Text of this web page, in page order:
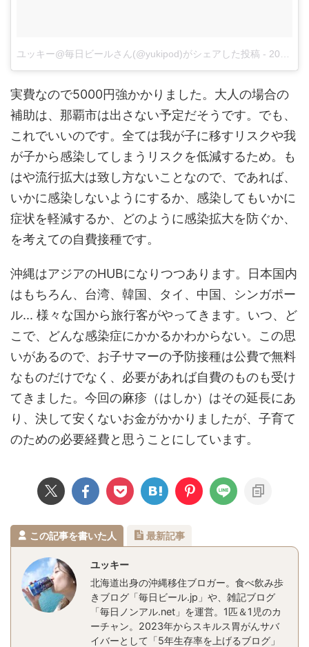
ユッキー@毎日ビールさん(@yukipod)がシェアした投稿 - 2018年 4月月7日午前7時36分PDT
実費なので5000円強かかりました。大人の場合の
補助は、那覇市は出さない予定だそうです。でも、
これでいいのです。全ては我が子に移すリスクや我
が子から感染してしまうリスクを低減するため。も
はや流行拡大は致し方ないことなので、であれば、
いかに感染しないようにするか、感染してもいかに
症状を軽減するか、どのように感染拡大を防ぐか、
を考えての自費接種です。
沖縄はアジアのHUBになりつつあります。日本国内
はもちろん、台湾、韓国、タイ、中国、シンガポー
ル... 様々な国から旅行客がやってきます。いつ、ど
こで、どんな感染症にかかるかわからない。この思
いがあるので、お子サマーの予防接種は公費で無料
なものだけでなく、必要があれば自費のものも受け
てきました。今回の麻疹（はしか）はその延長にあ
り、決して安くないお金がかかりましたが、子育て
のための必要経費と思うことにしています。
この記事を書いた人 最新記事
ユッキー
北海道出身の沖縄移住ブロガー。食べ飲み歩
きブログ「毎日ビール.jp」や、雑記ブログ
「毎日ノンアル.net」を運営。1匹＆1児のカ
ーチャン。2023年からスキルス胃がんサバ
イバーとして「5年生存率を上げるブログ」